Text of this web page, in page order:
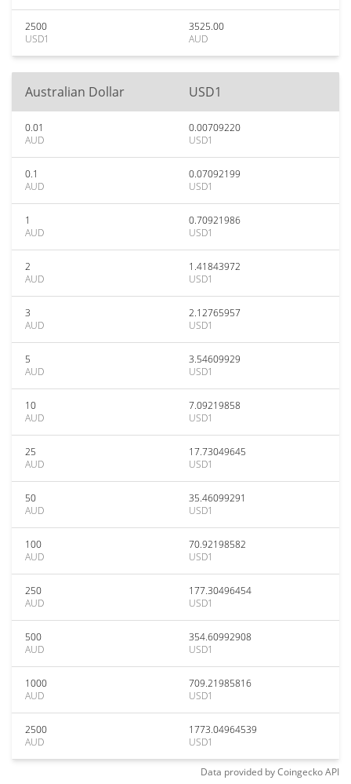
2500
USD1
3525.00
AUD
Australian Dollar USD1
0.01
AUD
0.00709220
USD1
0.1
AUD
0.07092199
USD1
1
AUD
0.70921986
USD1
2
AUD
1.41843972
USD1
3
AUD
2.12765957
USD1
5
AUD
3.54609929
USD1
10
AUD
7.09219858
USD1
25
AUD
17.73049645
USD1
50
AUD
35.46099291
USD1
100
AUD
70.92198582
USD1
250
AUD
177.30496454
USD1
500
AUD
354.60992908
USD1
1000
AUD
709.21985816
USD1
2500
AUD
1773.04964539
USD1
Data provided byCoingeckoAPI